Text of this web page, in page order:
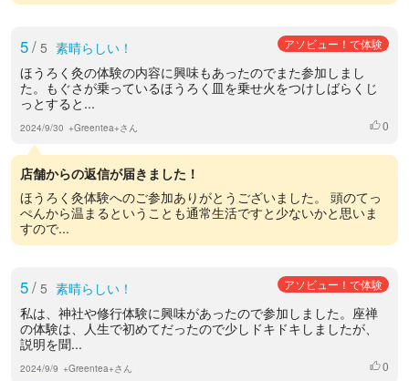
5/ 5 素晴らしい！ アソビュー！で体験
ほうろく灸の体験の内容に興味もあったのでまた参加しまし
た。もぐさが乗っているほうろく皿を乗せ火をつけしばらくじ
っとすると...
2024/9/30 +Greentea+さん いいね
0
店舗からの返信が届きました！
ほうろく灸体験へのご参加ありがとうございました。 頭のてっ
ぺんから温まるということも通常生活ですと少ないかと思いま
すので...
5/ 5 素晴らしい！ アソビュー！で体験
私は、神社や修行体験に興味があったので参加しました。座禅
の体験は、人生で初めてだったので少しドキドキしましたが、
説明を聞...
2024/9/9 +Greentea+さん いいね
0